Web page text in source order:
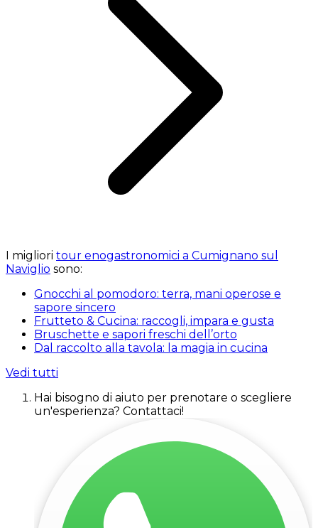
I migliori tour enogastronomici a Cumignano sul
Naviglio sono:
Gnocchi al pomodoro: terra, mani operose e
sapore sincero
Frutteto & Cucina: raccogli, impara e gusta
Bruschette e sapori freschi dell’orto
Dal raccolto alla tavola: la magia in cucina
Vedi tutti
Hai bisogno di aiuto per prenotare o scegliere
un'esperienza? Contattaci!